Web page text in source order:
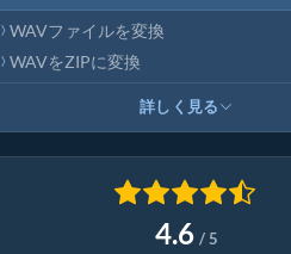
WAVファイルを変換
WAVをZIPに変換
詳しく見る
4.6 / 5